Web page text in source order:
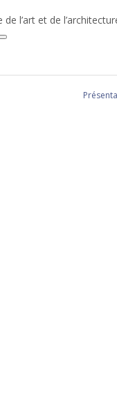
l’art et de